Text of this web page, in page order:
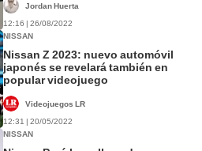
Jordan Huerta
12:16 | 26/08/2022
NISSAN
Nissan Z 2023: nuevo automóvil
japonés se revelará también en
popular videojuego
Videojuegos LR
12:31 | 20/05/2022
NISSAN